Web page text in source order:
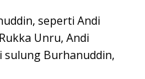
seperti Andi
Unru, Andi
Burhanuddin,